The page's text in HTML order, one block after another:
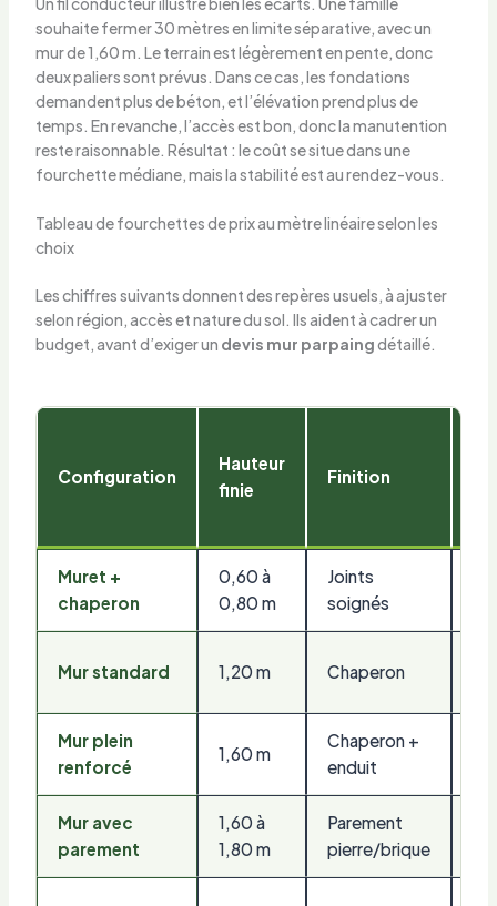
souhaite fermer 30 mètres en limite séparative, avec un
mur de 1,60 m. Le terrain est légèrement en pente, donc
deux paliers sont prévus. Dans ce cas, les fondations
demandent plus de béton, et l’élévation prend plus de
temps. En revanche, l’accès est bon, donc la manutention
reste raisonnable. Résultat : le coût se situe dans une
fourchette médiane, mais la stabilité est au rendez-vous.
Tableau de fourchettes de prix au mètre linéaire selon les
choix
Les chiffres suivants donnent des repères usuels, à ajuster
selon région, accès et nature du sol. Ils aident à cadrer un
budget, avant d’exiger un devis mur parpaingdétaillé.
Configuration
Hauteur
finie
Finition
Muret +
chaperon
0,60 à
0,80 m
Joints
soignés
Mur standard 1,20 m Chaperon
Mur plein
renforcé
1,60 m
Chaperon +
enduit
Mur avec
parement
1,60 à
1,80 m
Parement
pierre/brique